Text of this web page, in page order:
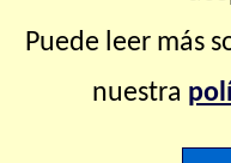
Puede leer más
nuestra